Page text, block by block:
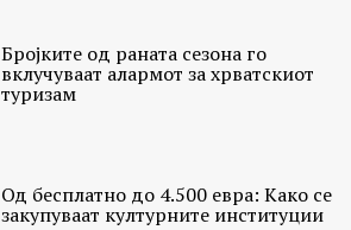
Бројките од раната сезона го
вклучуваат алармот за хрватскиот
туризам
Од бесплатно до 4.500 евра: Како се
закупуваат културните институции